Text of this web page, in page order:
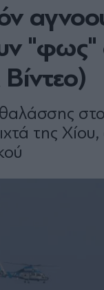
"φως"
θαλάσσης
της